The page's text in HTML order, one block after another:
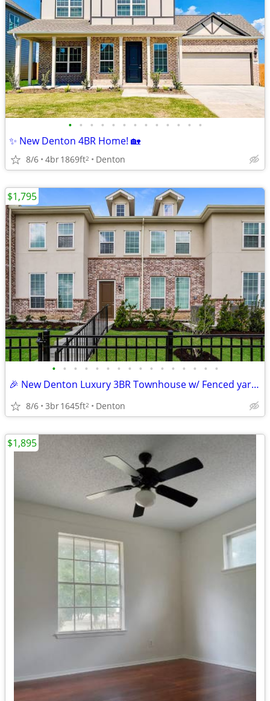
• • • • • • • • • • • • •
✨ New Denton 4BR Home! 🏡
8/6 4br1869ft2 Denton
• • • • • • • • • • • • • • • •
🎉 New Denton Luxury 3BR Townhouse w/ Fenced yard + 2 Car Garage! 🏡🚘
8/6 3br1645ft2 Denton
$1,795
$1,895